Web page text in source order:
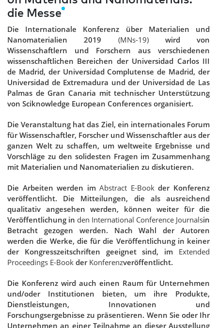
die Messe
Die Internationale Konferenz über Materialien und
Nanomaterialien 2019 (MNs-19)wird von
Wissenschaftlern und Forschern aus verschiedenen
wissenschaftlichen Bereichen der Universidad Carlos III
de Madrid, der Universidad Complutense de Madrid, der
Universidad de Extremadura und der Universidad de Las
Palmas de Gran Canaria mit technischer Unterstützung
von Sciknowledge European Conferences organisiert.
Die Veranstaltung hat das Ziel, ein internationales Forum
für Wissenschaftler, Forscher und Wissenschaftler aus der
ganzen Welt zu schaffen, um weltweite Ergebnisse und
Vorschläge zu den solidesten Fragen im Zusammenhang
mit Materialien und Nanomaterialien zu diskutieren.
Die Arbeiten werden imAbstract E-Bookder Konferenz
veröffentlicht. Die Mitteilungen, die als ausreichend
qualitativ angesehen werden, können weiter für die
Veröffentlichung in den International Conference Journalsin
Betracht gezogen werden. Nach Wahl der Autoren
werden die Werke, die für die Veröffentlichung in keiner
der Kongresszeitschriften geeignet sind, im Extended
Proceedings E-Book derKonferenzveröffentlicht.
Die Konferenz wird auch einen Raum für Unternehmen
und/oder Institutionen bieten, um ihre Produkte,
Dienstleistungen, Innovationen und
Forschungsergebnisse zu präsentieren. Wenn Sie oder Ihr
Unternehmen an einer Teilnahme an dieser Ausstellung